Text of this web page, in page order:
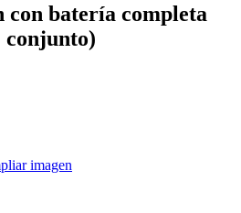
con batería completa
conjunto)
imagen